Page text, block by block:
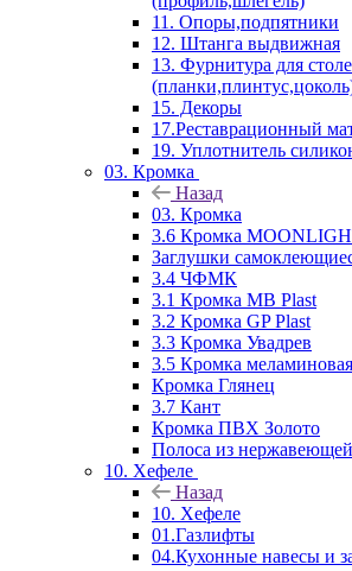
11. Опоры,подпятники
12. Штанга выдвижная
13. Фурнитура для
15. Декоры
17.Реставрационный
19. Уплотнитель
03. Кромка
Назад
03. Кромка
3.6 Кромка
Заглушки
3.4 ЧФМК
3.1 Кромка MB Plast
3.2 Кромка GP Plast
3.3 Кромка Увадрев
3.5 Кромка меламиновая
Кромка Глянец
3.7 Кант
Кромка ПВХ Золото
Полоса из
10. Хефеле
Назад
10. Хефеле
01.Газлифты
04.Кухонные навесы и